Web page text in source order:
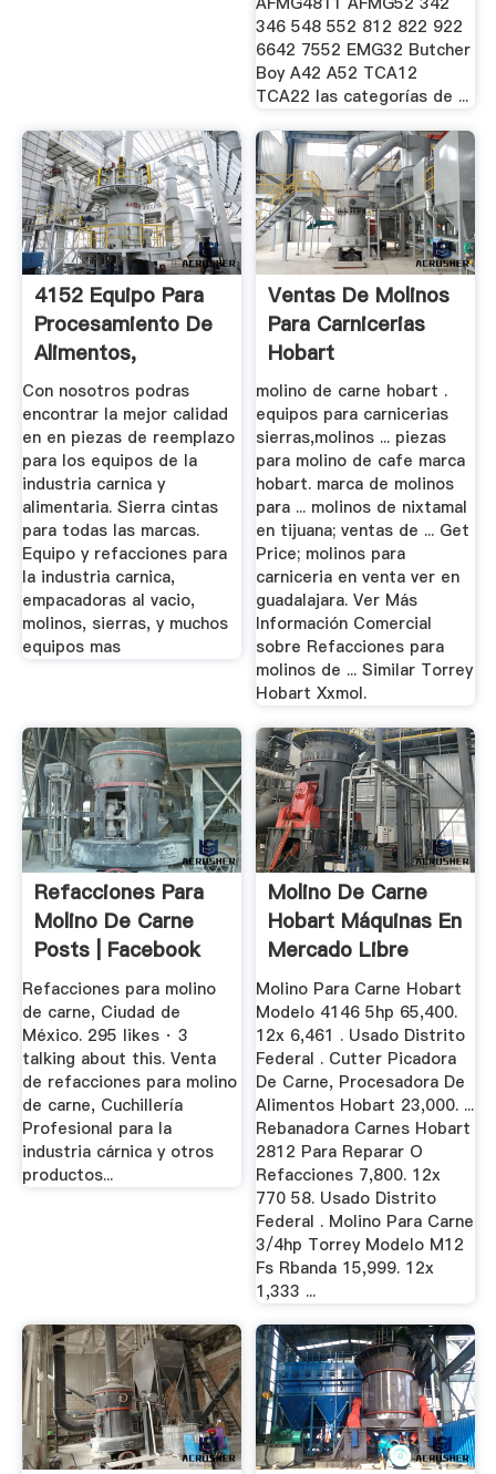
346 548 552 812 822 922
6642 7552 EMG32 Butcher
Boy A42 A52 TCA12
TCA22 las categorías de ...
4152 Equipo Para
Procesamiento De
Alimentos,
Refacciones
Con nosotros podras
encontrar la mejor calidad
en en piezas de reemplazo
para los equipos de la
industria carnica y
alimentaria. Sierra cintas
para todas las marcas.
Equipo y refacciones para
la industria carnica,
empacadoras al vacio,
molinos, sierras, y muchos
equipos mas
Ventas De Molinos
Para Carnicerias
Hobart
molino de carne hobart .
equipos para carnicerias
sierras,molinos ... piezas
para molino de cafe marca
hobart. marca de molinos
para ... molinos de nixtamal
en tijuana; ventas de ... Get
Price; molinos para
carniceria en venta ver en
guadalajara. Ver Más
Información Comercial
sobre Refacciones para
molinos de ... Similar Torrey
Hobart Xxmol.
Refacciones Para
Molino De Carne
Posts | Facebook
Refacciones para molino
de carne, Ciudad de
México. 295 likes · 3
talking about this. Venta
de refacciones para molino
de carne, Cuchillería
Profesional para la
industria cárnica y otros
productos...
Molino De Carne
Hobart Máquinas En
Mercado Libre
México
Molino Para Carne Hobart
Modelo 4146 5hp 65,400.
12x 6,461 . Usado Distrito
Federal . Cutter Picadora
De Carne, Procesadora De
Alimentos Hobart 23,000. ...
Rebanadora Carnes Hobart
2812 Para Reparar O
Refacciones 7,800. 12x
770 58. Usado Distrito
Federal . Molino Para Carne
3/4hp Torrey Modelo M12
Fs Rbanda 15,999. 12x
1,333 ...